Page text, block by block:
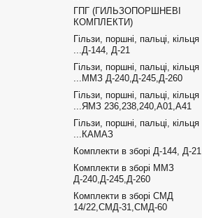
ГПГ (ГИЛЬЗОПОРШНЕВІ
КОМПЛЕКТИ)
Гільзи, поршні, пальці, кільця
...Д-144, Д-21
Гільзи, поршні, пальці, кільця
...ММЗ Д-240,Д-245,Д-260
Гільзи, поршні, пальці, кільця
...ЯМЗ 236,238,240,А01,А41
Гільзи, поршні, пальці, кільця
...КАМАЗ
Комплекти в зборі Д-144, Д-21
Комплекти в зборі ММЗ
Д-240,Д-245,Д-260
Комплекти в зборі СМД
14/22,СМД-31,СМД-60